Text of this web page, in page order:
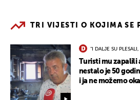
TRI VIJESTI O KOJIMA SE
"I DALJE SU
Turisti mu zapalili
nestalo je 50
i ja ne možemo